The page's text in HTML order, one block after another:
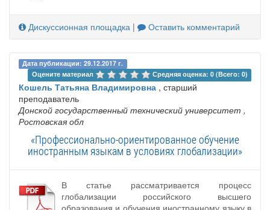
Дискуссионная площадка | Оставить комментарий
Дата публикации: 29.12.2017 г.
Оцените материал
Средняя оценка: 0 (Всего: 0)
Кошель Татьяна Владимировна , старший
преподаватель
Донской государственный технический университет ,
Ростовская обл
«Профессионально-ориентированное обучение
иностранным языкам в условиях глобализации»
В статье рассматривается процесс
глобализации российского высшего
образования и обучения иностранному языку в